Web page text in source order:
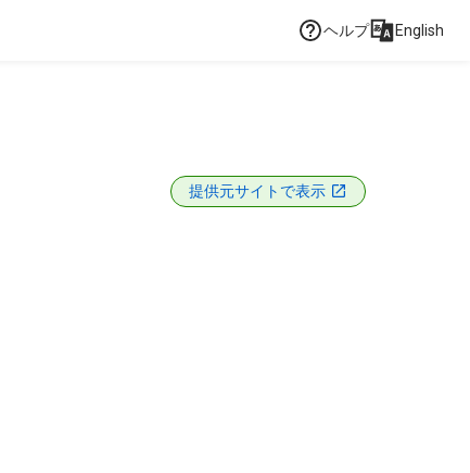
ヘルプ English
提供元サイトで表示